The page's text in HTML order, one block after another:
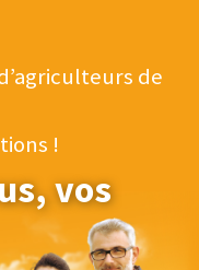
de
!
vos